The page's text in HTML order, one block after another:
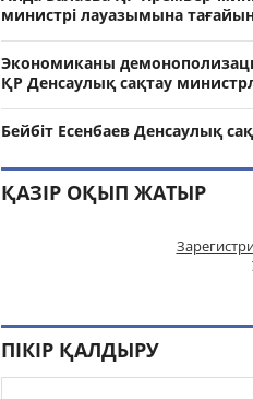
министрі лауазымына
Экономиканы
ҚР Денсаулық сақтау
Бейбіт Есенбаев Денсаулық
ҚАЗІР ОҚЫП ЖАТЫР
ПІКІР ҚАЛДЫРУ